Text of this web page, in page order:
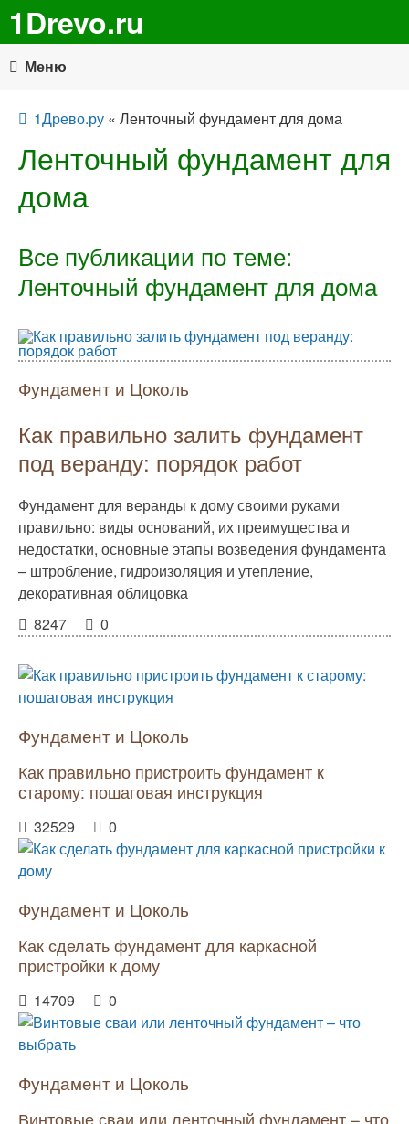
1Drevo.ru
Меню
1Древо.ру « Ленточный фундамент для дома
Ленточный фундамент для
дома
Все публикации по теме:
Ленточный фундамент для дома
Фундамент и Цоколь
Как правильно залить фундамент
под веранду: порядок работ
Фундамент для веранды к дому своими руками
правильно: виды оснований, их преимущества и
недостатки, основные этапы возведения фундамента
– штробление, гидроизоляция и утепление,
декоративная облицовка
8247
0
Фундамент и Цоколь
Как правильно пристроить фундамент к
старому: пошаговая инструкция
32529 0
Фундамент и Цоколь
Как сделать фундамент для каркасной
пристройки к дому
14709 0
Фундамент и Цоколь
Винтовые сваи или ленточный фундамент – что